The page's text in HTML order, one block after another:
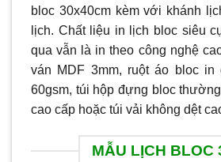
bloc 30x40cm kèm với khánh
lịch. Chất liệu in lịch bloc siêu
qua vẫn là in theo công nghệ
ván MDF 3mm, ruột áo bloc in
60gsm, túi hộp đựng bloc
cao cấp hoặc túi vải không dệt
MẪU LỊCH BLOC